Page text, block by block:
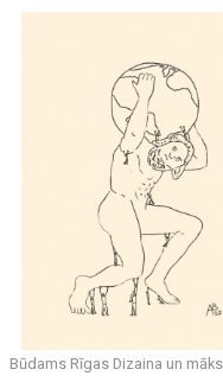
Būdams Rīgas Dizaina un